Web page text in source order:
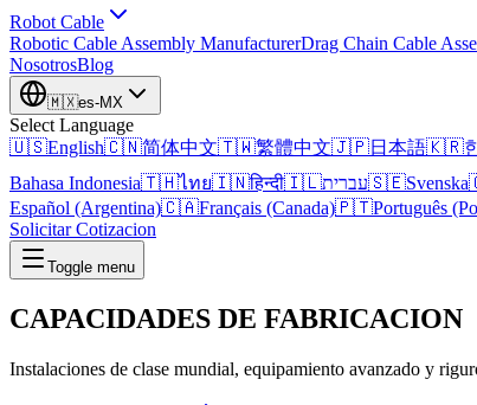
Robot Cable
Robotic Cable Assembly ManufacturerDrag Chain Cable
NosotrosBlog
🇲🇽es-MX
Select Language
🇺🇸English🇨🇳简体中文🇹🇼繁體中文🇯🇵日本語🇰🇷
Bahasa Indonesia🇹🇭ไทย🇮🇳हिन्दी🇮🇱עברית🇸🇪Svenska
Español (Argentina)🇨🇦Français (Canada)🇵🇹Português
Solicitar Cotizacion
Toggle menu
CAPACIDADES DE FABRICACION
Instalaciones de clase mundial, equipamiento avanzado y